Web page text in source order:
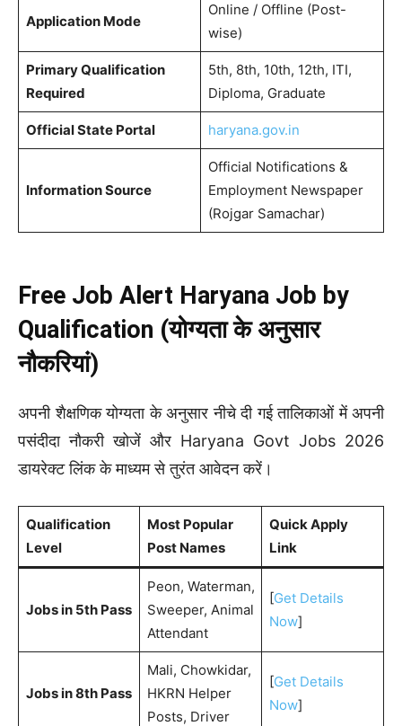
Application Mode
Online / Offline (Post-
wise)
Primary Qualification
Required
5th, 8th, 10th, 12th, ITI,
Diploma, Graduate
Official State Portal haryana.gov.in
Information Source
Official Notifications &
Employment Newspaper
(Rojgar Samachar)
Free Job Alert Haryana Job by
Qualification (योग्यता के अनुसार
नौकरियां)
अपनी शैक्षणिक योग्यता के अनुसार नीचे दी गई तालिकाओं में अपनी
पसंदीदा नौकरी खोजें और Haryana Govt Jobs 2026
डायरेक्ट लिंक के माध्यम से तुरंत आवेदन करें।
Qualification
Level
Most Popular
Post Names
Quick Apply
Link
Jobs in 5th Pass
Peon, Waterman,
Sweeper, Animal
Attendant
[Get Details
Now]
Jobs in 8th Pass
Mali, Chowkidar,
HKRN Helper
Posts, Driver
[Get Details
Now]